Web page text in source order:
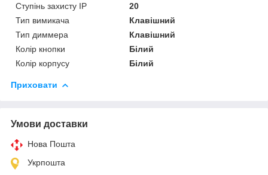
Ступінь захисту IP
20
Тип вимикача
Клавішний
Тип диммера
Клавішний
Колір кнопки
Білий
Колір корпусу
Білий
Приховати
Умови доставки
Нова Пошта
Укрпошта